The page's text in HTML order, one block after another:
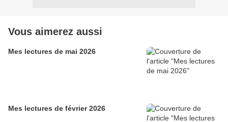
Vous aimerez aussi
Mes lectures de mai 2026
Mes lectures de février 2026